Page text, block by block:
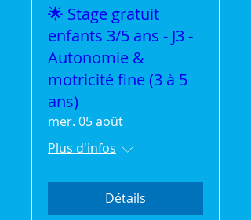
🌟 Stage gratuit
enfants 3/5 ans - J3 -
Autonomie &
motricité fine (3 à 5
ans)
mer. 05 août
Plus d'infos
Détails